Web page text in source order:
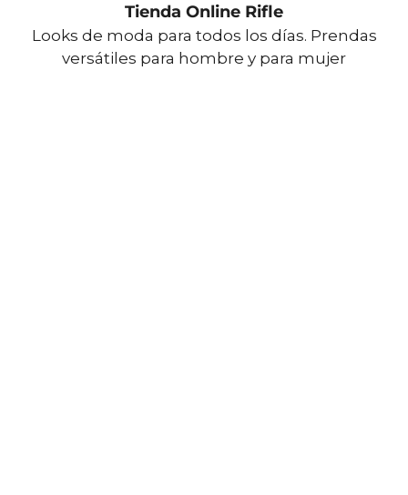
Tienda Online Rifle
Looks de moda para todos los días. Prendas
versátiles para hombre y para mujer